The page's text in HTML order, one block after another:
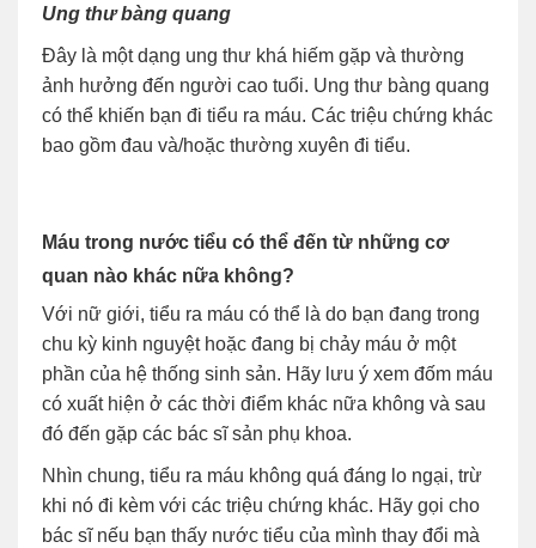
Ung thư bàng quang
Đây là một dạng ung thư khá hiếm gặp và thường
ảnh hưởng đến người cao tuổi. Ung thư bàng quang
có thể khiến bạn đi tiểu ra máu. Các triệu chứng khác
bao gồm đau và/hoặc thường xuyên đi tiểu.
Máu trong nước tiểu có thể đến từ những cơ
quan nào khác nữa không?
Với nữ giới, tiểu ra máu có thể là do bạn đang trong
chu kỳ kinh nguyệt hoặc đang bị chảy máu ở một
phần của hệ thống sinh sản. Hãy lưu ý xem đốm máu
có xuất hiện ở các thời điểm khác nữa không và sau
đó đến gặp các bác sĩ sản phụ khoa.
Nhìn chung, tiểu ra máu không quá đáng lo ngại, trừ
khi nó đi kèm với các triệu chứng khác. Hãy gọi cho
bác sĩ nếu bạn thấy nước tiểu của mình thay đổi mà